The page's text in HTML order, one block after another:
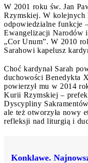
W 2001 roku św. Jan
Rzymskiej. W kolejnych
odpowiedzialne funkcje
Ewangelizacji Narodów
„Cor Unum”. W 2010
Sarahowi kapelusz
Choć kardynał Sarah
duchowości Benedykta
powierzył mu w 2014
Kurii Rzymskiej –
Dyscypliny
ale też otworzyła nowy
refleksji nad liturgią i
Konklawe.